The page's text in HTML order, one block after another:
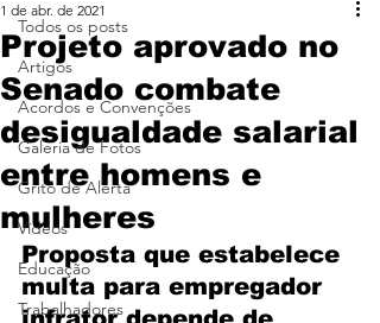
Todos os posts
Artigos
Acordos e Convenções
Galeria de Fotos
Grito de Alerta
Vídeos
Educação
Trabalhadores
Projeto aprovado no
Senado combate
desigualdade salarial
entre homens e
mulheres
1 de abr. de 2021
Proposta que estabelece
multa para empregador